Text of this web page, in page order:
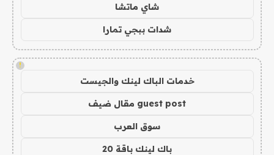
شاي ماتشا
شدات ببجي تمارا
!
خدمات الباك لينك والجيست
guest post مقال ضيف
سوق العرب
باك لينك باقة 20